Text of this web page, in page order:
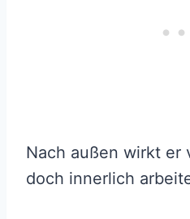
Nach außen wirkt er
doch innerlich